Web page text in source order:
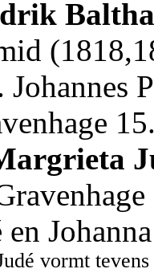
Johannes
vormt